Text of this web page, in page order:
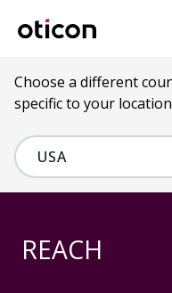
Choose a different
specific to your location
REACH